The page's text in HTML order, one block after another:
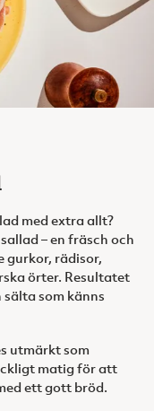
med extra allt?
– en fräsch och
gurkor, rädisor,
örter. Resultatet
som känns
utmärkt som
matig för att
ett gott bröd.